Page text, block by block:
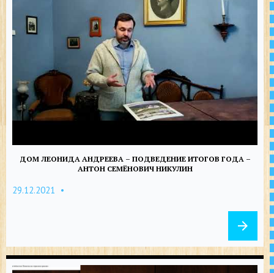
ДОМ ЛЕОНИДА АНДРЕЕВА – ПОДВЕДЕНИЕ ИТОГОВ ГОДА –
АНТОН СЕМЁНОВИЧ НИКУЛИН
29.12.2021
arrow_forward